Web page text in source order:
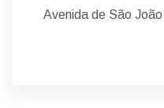
Avenida de São